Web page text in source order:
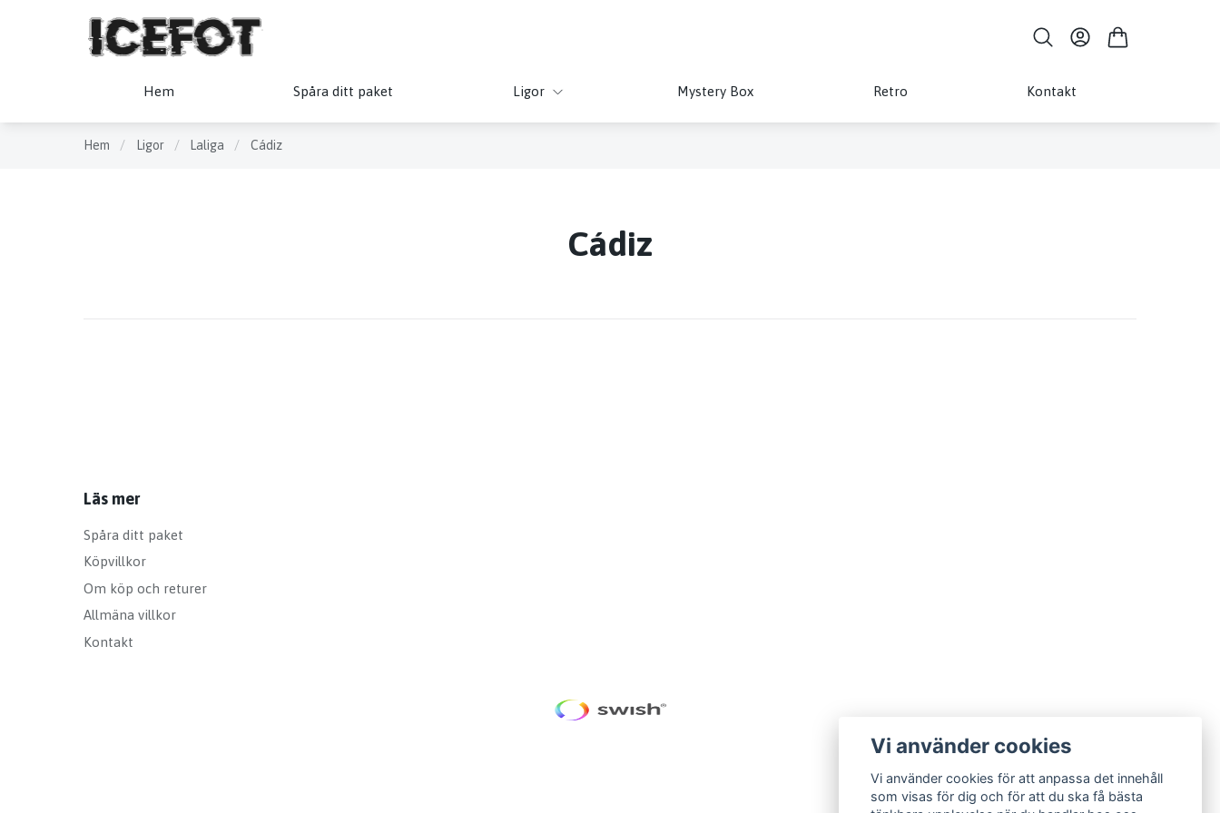
Hem Spåra ditt paket Ligor Mystery Box Retro Kontakt
Hem / Ligor / Laliga / Cádiz
Cádiz
Läs mer
Spåra ditt paket
Köpvillkor
Om köp och returer
Allmäna villkor
Kontakt
Vi använder cookies
Vi använder cookies för att anpassa det innehåll
som visas för dig och för att du ska få bästa